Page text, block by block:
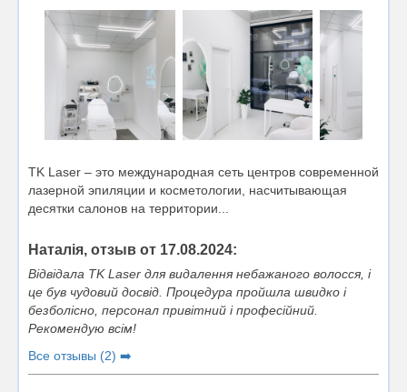
TK Laser – это международная сеть центров современной
лазерной эпиляции и косметологии, насчитывающая
десятки салонов на территории...
Наталія, отзыв от 17.08.2024:
Відвідала TK Laser для видалення небажаного волосся, і
це був чудовий досвід. Процедура пройшла швидко і
безболісно, персонал привітний і професійний.
Рекомендую всім!
Все отзывы (2) ➡️